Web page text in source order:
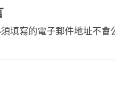
填寫的電子郵件地址不會